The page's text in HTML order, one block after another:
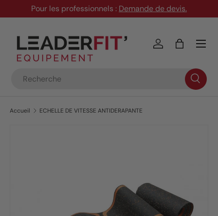
Aller au contenu
Pour les professionnels : Demande de devis.
Se connecter
Panier
Menu
Accueil ECHELLE DE VITESSE ANTIDERAPANTE